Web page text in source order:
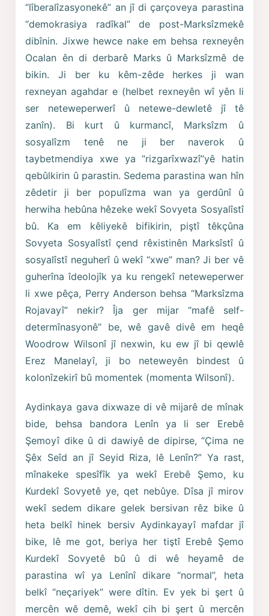
“lîberalîzasyonekê” an jî di çarçoveya parastina
“demokrasiya radîkal” de post-Marksîzmekê
dibînin. Jixwe hewce nake em behsa rexneyên
Ocalan ên di derbarê Marks û Marksîzmê de
bikin. Ji ber ku kêm-zêde herkes ji wan
rexneyan agahdar e (helbet rexneyên wî yên li
ser neteweperwerî û netewe-dewletê jî tê
zanîn). Bi kurt û kurmancî, Marksîzm û
sosyalîzm tenê ne ji ber naverok û
taybetmendiya xwe ya “rizgarîxwazî”yê hatin
qebûlkirin û parastin. Sedema parastina wan hîn
zêdetir ji ber populîzma wan ya gerdûnî û
herwiha hebûna hêzeke wekî Sovyeta Sosyalîstî
bû. Ka em kêliyekê bifikirin, piştî têkçûna
Sovyeta Sosyalîstî çend rêxistinên Marksîstî û
sosyalîstî neguherî û wekî “xwe” man? Ji ber vê
guherîna îdeolojîk ya ku rengekî neteweperwer
li xwe pêça, Perry Anderson behsa “Marksîzma
Rojavayî” nekir? Îja ger mijar “mafê self-
determînasyonê” be, wê gavê divê em heqê
Woodrow Wilsonî jî nexwin, ku ew jî bi qewlê
Erez Manelayî, ji bo neteweyên bindest û
kolonîzekirî bû momentek (momenta Wilsonî).
Aydinkaya gava dixwaze di vê mijarê de mînak
bide, behsa bandora Lenîn ya li ser Erebê
Şemoyî dike û di dawiyê de dipirse, “Çima ne
Şêx Seîd an jî Seyid Riza, lê Lenîn?” Ya rast,
mînakeke spesîfîk ya wekî Erebê Şemo, ku
Kurdekî Sovyetê ye, qet nebûye. Dîsa jî mirov
wekî sedem dikare gelek bersivan rêz bike û
heta belkî hinek bersiv Aydinkayayî mafdar jî
bike, lê me got, beriya her tiştî Erebê Şemo
Kurdekî Sovyetê bû û di wê heyamê de
parastina wî ya Lenînî dikare “normal”, heta
belkî “neçariyek” were dîtin. Ev yek bi şert û
mercên wê demê, wekî cih bi şert û mercên